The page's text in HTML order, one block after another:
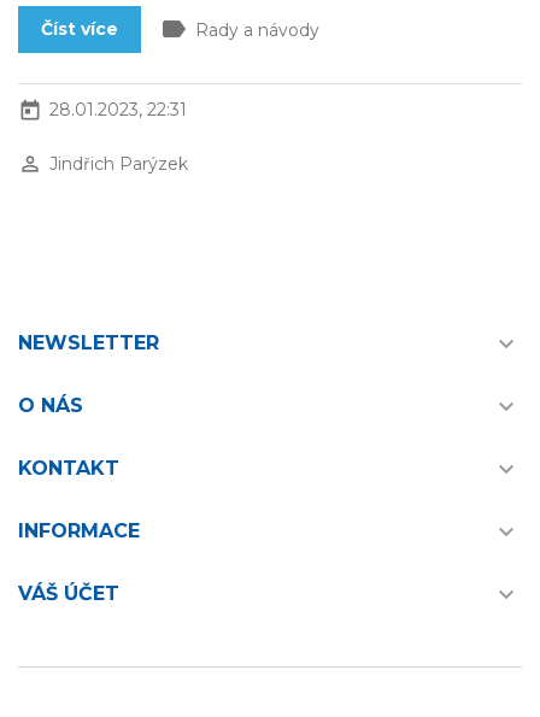
Číst více label Rady a návody
today 28.01.2023, 22:31
perm_identity Jindřich Parýzek
NEWSLETTER 
O NÁS 
KONTAKT 
INFORMACE 
VÁŠ ÚČET 